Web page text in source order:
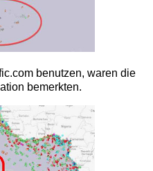
benutzen, waren die
bemerkten.